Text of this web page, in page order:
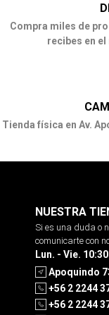
Compra miles de
recibes en
Tienda física en Av.
NUESTRA
Si es una duda o
comunicarte con
Lun. - Vie.
Apoquindo
+56 2 2244
+56 2 2244